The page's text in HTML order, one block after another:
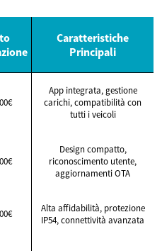
Caratteristiche
Principali
App integrata, gestione
carichi, compatibilità con
tutti i veicoli
Design compatto,
riconoscimento utente,
aggiornamenti OTA
Alta affidabilità, protezione
IP54, connettività avanzata